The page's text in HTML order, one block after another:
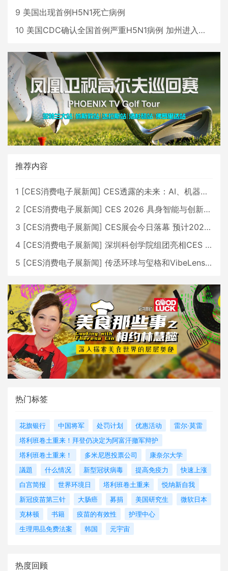
9 美国出现首例H5N1死亡病例
10 美国CDC确认全国首例严重H5N1病例 加州进入紧急状态
推荐内容
1 [CES消费电子展新闻] CES透露的未来：AI、机器人与智能生活大爆发
2 [CES消费电子展新闻] CES 2026 具身智能与创新领域 中国公司大放异彩
3 [CES消费电子展新闻] CES展会今日落幕 预计2026行业收入将超五千亿美元
4 [CES消费电子展新闻] 深圳科创学院组团亮相CES 广受好评
5 [CES消费电子展新闻] 传丞环球与玺格和VibeLens共同推出全新耳机
热门标签
花旗银行 中国将军 处罚计划 优惠活动
雷尔·莫雷
塔利班卷土重来！拜登仍决定为阿富汗撤军辩护
塔利班卷土重来！
多米尼恩投票公司
康奈尔大学
議題
什么情况 新型冠状病毒 提高免疫力
快速上涨
白宫简报
世界环境日 塔利班卷土重来
悦纳新自我
新冠疫苗第三针
大肠癌 募捐 美国研究生
微软日本
克林顿
书籍 疫苗的有效性
护理中心
生理用品免费法案
韩国 元宇宙
热度回顾